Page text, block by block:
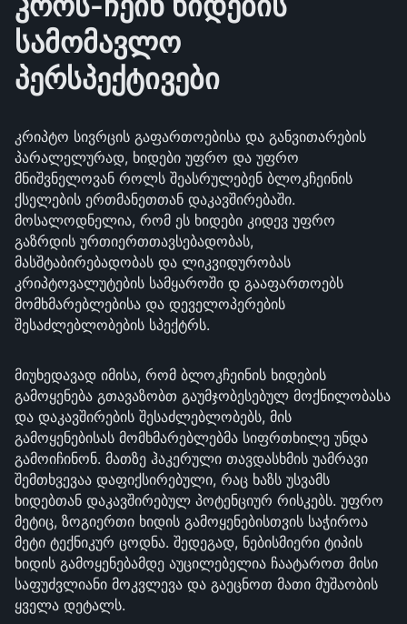
სამომავლო
პერსპექტივები
კრიპტო სივრცის გაფართოებისა და განვითარების
პარალელურად, ხიდები უფრო და უფრო
მნიშვნელოვან როლს შეასრულებენ ბლოკჩეინის
ქსელების ერთმანეთთან დაკავშირებაში.
მოსალოდნელია, რომ ეს ხიდები კიდევ უფრო
გაზრდის ურთიერთთავსებადობას,
მასშტაბირებადობას და ლიკვიდურობას
კრიპტოვალუტების სამყაროში დ გააფართოებს
მომხმარებლებისა და დეველოპერების
შესაძლებლობების სპექტრს.
მიუხედავად იმისა, რომ ბლოკჩეინის ხიდების
გამოყენება გთავაზობთ გაუმჯობესებულ მოქნილობასა
და დაკავშირების შესაძლებლობებს, მის
გამოყენებისას მომხმარებლებმა სიფრთხილე უნდა
გამოიჩინონ. მათზე ჰაკერული თავდასხმის უამრავი
შემთხვევაა დაფიქსირებული, რაც ხაზს უსვამს
ხიდებთან დაკავშირებულ პოტენციურ რისკებს. უფრო
მეტიც, ზოგიერთი ხიდის გამოყენებისთვის საჭიროა
მეტი ტექნიკურ ცოდნა. შედეგად, ნებისმიერი ტიპის
ხიდის გამოყენებამდე აუცილებელია ჩაატაროთ მისი
საფუძვლიანი მოკვლევა და გაეცნოთ მათი მუშაობის
ყველა დეტალს.